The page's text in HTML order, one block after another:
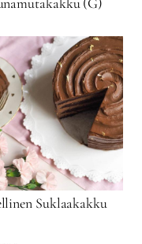
Suklaakakku